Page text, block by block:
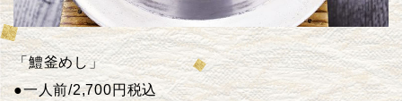
「鱧釜めし」
●一人前/2,700円税込